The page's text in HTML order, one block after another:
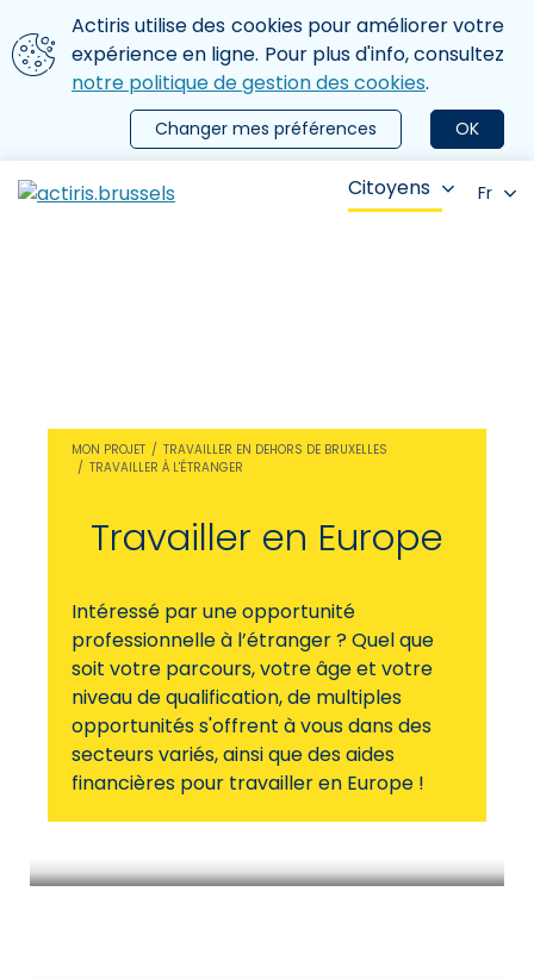
Aller au contenu principal
Nous utilisons des cookies
Actiris utilise des cookies pour améliorer votre
expérience en ligne. Pour plus d'info, consultez
notre politique de gestion des cookies.
OK
Changer mes préférences
le menu
Citoyens Fr
MON PROJET
TRAVAILLER EN DEHORS DE BRUXELLES
TRAVAILLER À L'ÉTRANGER
Travailler en Europe
Intéressé par une opportunité
professionnelle à l’étranger ? Quel que
soit votre parcours, votre âge et votre
niveau de qualification, de multiples
opportunités s'offrent à vous dans des
secteurs variés, ainsi que des aides
financières pour travailler en Europe !